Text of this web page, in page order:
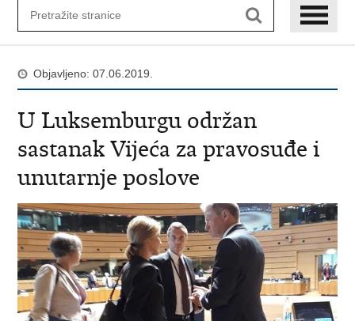
Objavljeno: 07.06.2019.
U Luksemburgu održan
sastanak Vijeća za pravosuđe i
unutarnje poslove